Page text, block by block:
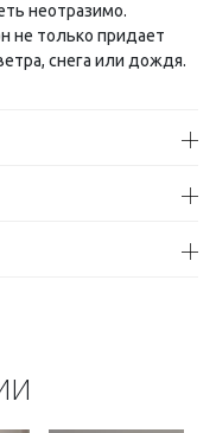
неотразимо.
не только придает
снега или дождя.